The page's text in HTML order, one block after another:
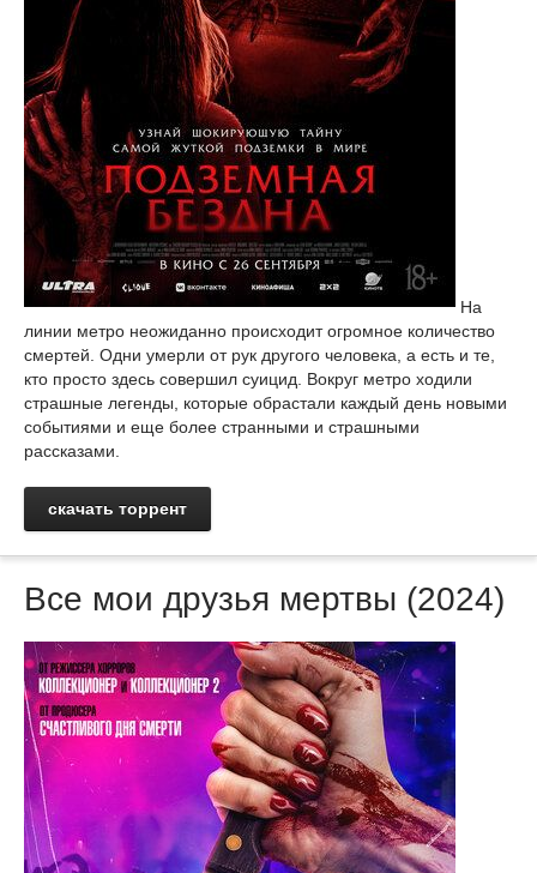
На
линии метро неожиданно происходит огромное количество
смертей. Одни умерли от рук другого человека, а есть и те,
кто просто здесь совершил суицид. Вокруг метро ходили
страшные легенды, которые обрастали каждый день новыми
событиями и еще более странными и страшными
рассказами.
скачать торрент
Все мои друзья мертвы (2024)